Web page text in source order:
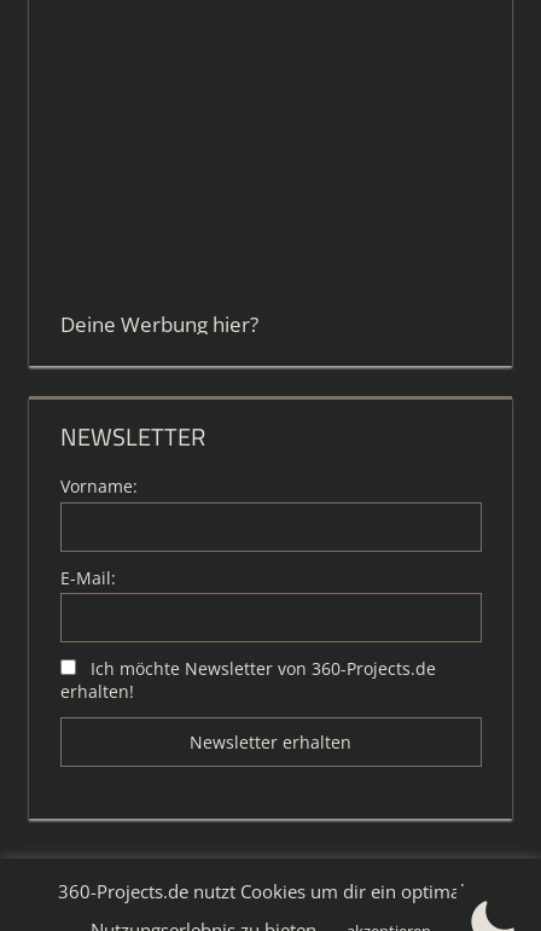
Deine Werbung hier?
NEWSLETTER
Vorname:
E-Mail:
Ich möchte Newsletter von 360-Projects.de
erhalten!
WordPress-Theme: Tortuga von ThemeZee.
360-Projects.de nutzt Cookies um dir ein optimales